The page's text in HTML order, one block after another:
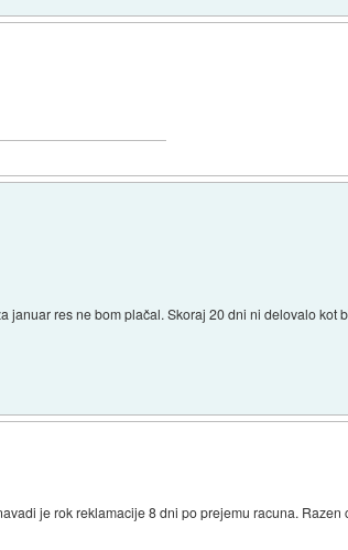
januar res ne bom plačal. Skoraj 20 dni ni delovalo kot
je rok reklamacije 8 dni po prejemu racuna.